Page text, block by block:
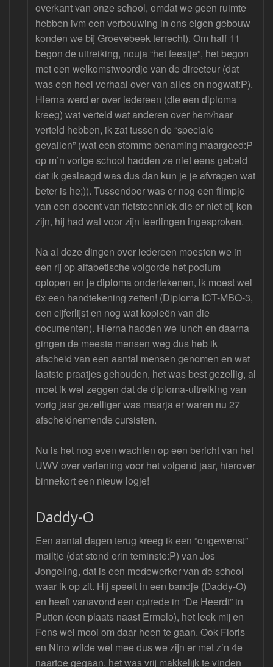
overkant van onze school, omdat we geen ruimte
hebben ivm een verbouwing in ons eigen gebouw
konden we bij Groevebeek terrecht). Om half 11
begon de uitreiking, nouja “het feestje”, het begon
met een welkomstwoordje van de directeur (dat
was een heel verhaal over van alles en nogwat:P).
Hierna werd er over iedereen (die een diploma
kreeg) wat verteld wat anderen over hem/haar
verteld hebben, ik zat tussen de “speciale
gevallen” (wat een stomme benaming maargoed:P
op m’n vorige school hadden ze niet eens gebeld
dat ik geslaagd was dus dan kun je je afvragen wat
beter is he;)). Tussendoor was er nog een filmpje
van een docent van fietstechniek die er niet bij kon
zijn, hij had wat voor zijn leerlingen ingesproken.
Na al deze dingen over iedereen moesten we in
een rij op alfabetische volgorde het podium
oplopen en je diploma ondertekenen, ik moest wel
6x een handtekening zetten! (Diploma ICT-MBO-3,
een cijferlijst en nog wat kopieën van die
documenten). Hierna hadden we lunch en daarna
gingen de meeste mensen weg dus heb ik
afscheid van een aantal mensen genomen en wat
laatste praatjes gehouden, het was best gezellig, al
moet ik wel zeggen dat de diploma-uitreiking van
vorig jaar gezelliger was maarja er waren nu 27
afscheidnemende cursisten.
Nu is het nog even wachten op een bericht van het
UWV over verlening voor het volgend jaar, hierover
binnekort een nieuw logje!
Daddy-O
Een aantal dagen terug kreeg ik een “ongewenst”
mailtje (dat stond erin teminste:P) van Jos
Jongeling, dat is een medewerker van de school
waar ik op zit. Hij speelt in een bandje (Daddy-O)
en heeft vanavond een optrede in “De Heerdt” in
Putten (een plaats naast Ermelo), het leek mij en
Fons wel mooi om daar heen te gaan. Ook Floris
en Nino wilde wel mee dus we zijn er met z’n 4e
naartoe gegaan, het was vrij makkelijk te vinden